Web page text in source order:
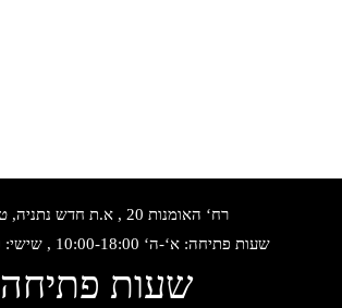
רח‘ האומנות 20 , א.ת חדש נתניה, טלפון:
שעות פתיחה: א‘-ה‘ 10:00-18:00 , שישי: 9:00-14:00
שעות פתיחה